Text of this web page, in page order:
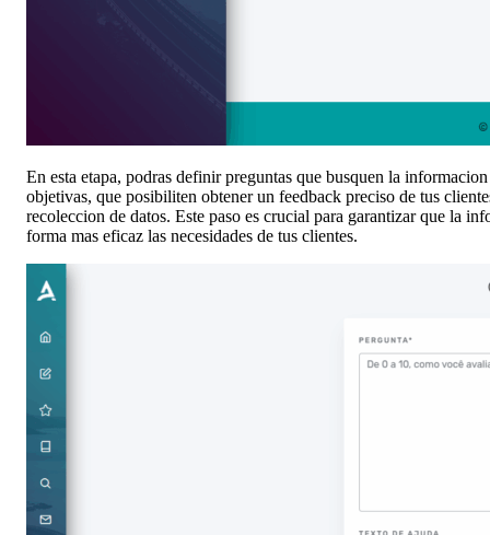
En esta etapa, podras definir preguntas que busquen la
objetivas, que posibiliten obtener un feedback preciso de tus
recoleccion de datos. Este paso es crucial para garantizar que la
forma mas eficaz las necesidades de tus clientes.